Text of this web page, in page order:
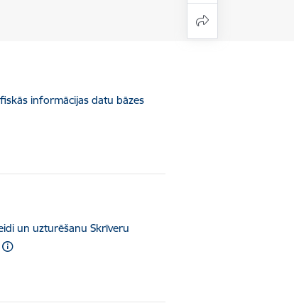
informācijas datu bāzes
un uzturēšanu Skrīveru